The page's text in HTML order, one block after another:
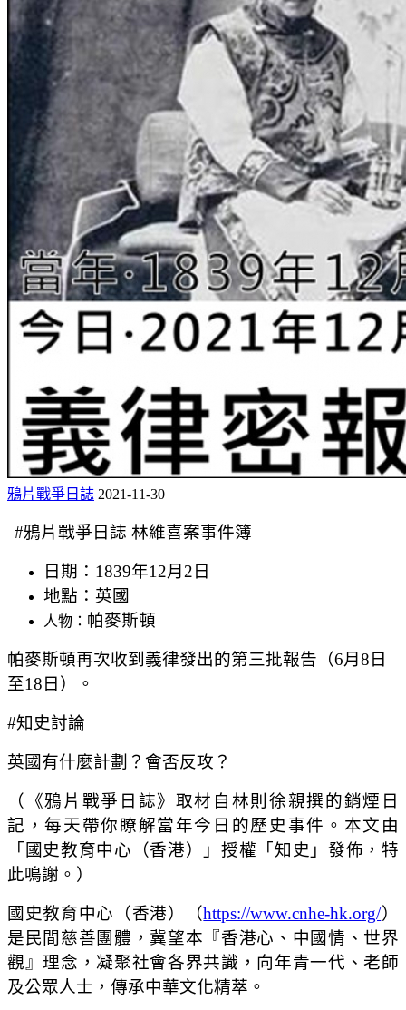
鴉片戰爭日誌 2021-11-30
#鴉片戰爭日誌 林維喜案事件簿
日期：1839年12月2日
地點：英國
人物： 帕麥斯頓
帕麥斯頓再次收到義律發出的第三批報告（6月8日
至18日）。
#知史討論
英國有什麼計劃？會否反攻？
（《鴉片戰爭日誌》取材自林則徐親撰的銷煙日
記，每天帶你瞭解當年今日的歷史事件。本文由
「國史教育中心（香港）」授權「知史」發佈，特
此鳴謝。）
國史教育中心（香港）（https://www.cnhe-hk.org/）
是民間慈善團體，冀望本『香港心、中國情、世界
觀』理念，凝聚社會各界共識，向年青一代、老師
及公眾人士，傳承中華文化精萃。